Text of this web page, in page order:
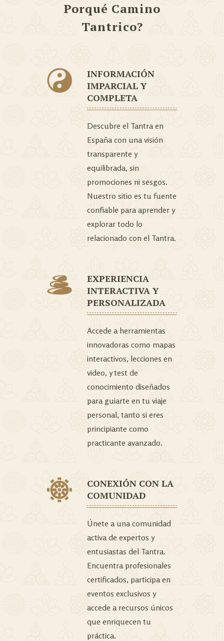
Porqué Camino
Tantrico?
INFORMACIÓN
IMPARCIAL Y
COMPLETA
Descubre el Tantra en
España con una visión
transparente y
equilibrada, sin
promociones ni sesgos.
Nuestro sitio es tu fuente
confiable para aprender y
explorar todo lo
relacionado con el Tantra.
EXPERIENCIA
INTERACTIVA Y
PERSONALIZADA
Accede a herramientas
innovadoras como mapas
interactivos, lecciones en
video, y test de
conocimiento diseñados
para guiarte en tu viaje
personal, tanto si eres
principiante como
practicante avanzado.
CONEXIÓN CON LA
COMUNIDAD
Únete a una comunidad
activa de expertos y
entusiastas del Tantra.
Encuentra profesionales
certificados, participa en
eventos exclusivos y
accede a recursos únicos
que enriquecen tu
práctica.